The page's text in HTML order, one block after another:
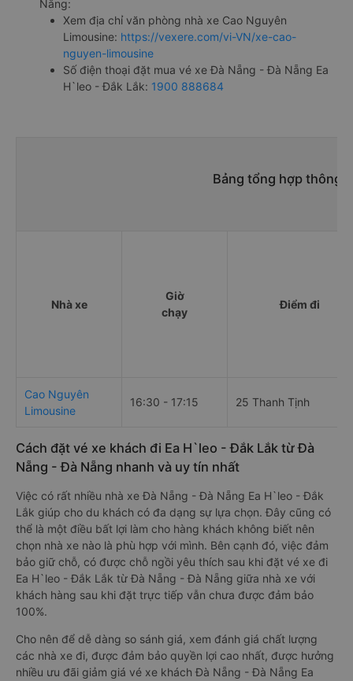
Nẵng:
Xem địa chỉ văn phòng nhà xe Cao Nguyên
Limousine: https://vexere.com/vi-VN/xe-cao-
nguyen-limousine
Số điện thoại đặt mua vé xe Đà Nẵng - Đà Nẵng Ea
H`leo - Đắk Lắk: 1900 888684
Bảng tổng hợp thông
Nhà xe
Giờ
chạy
Điểm đi
Cao Nguyên
Limousine
16:30 - 17:15 25 Thanh Tịnh
Cách đặt vé xe khách đi Ea H`leo - Đắk Lắk từ Đà
Nẵng - Đà Nẵng nhanh và uy tín nhất
Việc có rất nhiều nhà xe Đà Nẵng - Đà Nẵng Ea H`leo - Đắk
Lắk giúp cho du khách có đa dạng sự lựa chọn. Đây cũng có
thể là một điều bất lợi làm cho hàng khách không biết nên
chọn nhà xe nào là phù hợp với mình. Bên cạnh đó, việc đảm
bảo giữ chỗ, có được chỗ ngồi yêu thích sau khi đặt vé xe đi
Ea H`leo - Đắk Lắk từ Đà Nẵng - Đà Nẵng giữa nhà xe với
khách hàng sau khi đặt trực tiếp vẫn chưa được đảm bảo
100%.
Cho nên để dễ dàng so sánh giá, xem đánh giá chất lượng
các nhà xe đi, được đảm bảo quyền lợi cao nhất, được hưởng
nhiều ưu đãi giảm giá vé xe khách Đà Nẵng - Đà Nẵng Ea